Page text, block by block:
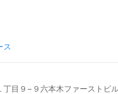
ス
丁目９−９六本木ファーストビ